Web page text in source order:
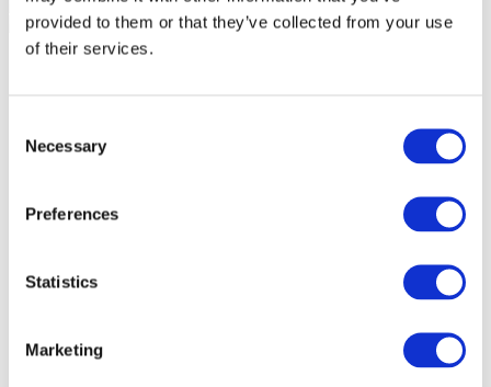
provided to them or that they’ve collected from your use
of their services.
Selection
Necessary
Preferences
Statistics
Marketing